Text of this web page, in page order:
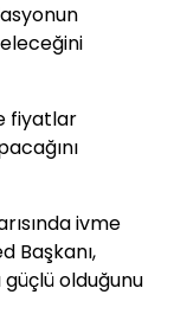
fiyatlar
ivme
Başkanı,
olduğunu